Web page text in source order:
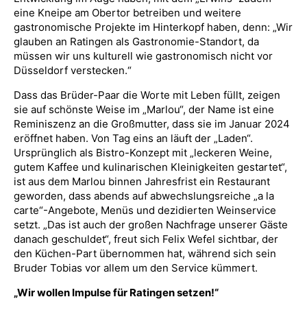
eine Kneipe am Obertor betreiben und weitere
gastronomische Projekte im Hinterkopf haben, denn: „Wir
glauben an Ratingen als Gastronomie-Standort, da
müssen wir uns kulturell wie gastronomisch nicht vor
Düsseldorf verstecken.“
Dass das Brüder-Paar die Worte mit Leben füllt, zeigen
sie auf schönste Weise im „Marlou“, der Name ist eine
Reminiszenz an die Großmutter, dass sie im Januar 2024
eröffnet haben. Von Tag eins an läuft der „Laden“.
Ursprünglich als Bistro-Konzept mit „leckeren Weine,
gutem Kaffee und kulinarischen Kleinigkeiten gestartet“,
ist aus dem Marlou binnen Jahresfrist ein Restaurant
geworden, dass abends auf abwechslungsreiche „a la
carte“-Angebote, Menüs und dezidierten Weinservice
setzt. „Das ist auch der großen Nachfrage unserer Gäste
danach geschuldet“, freut sich Felix Wefel sichtbar, der
den Küchen-Part übernommen hat, während sich sein
Bruder Tobias vor allem um den Service kümmert.
„Wir wollen Impulse für Ratingen setzen!“